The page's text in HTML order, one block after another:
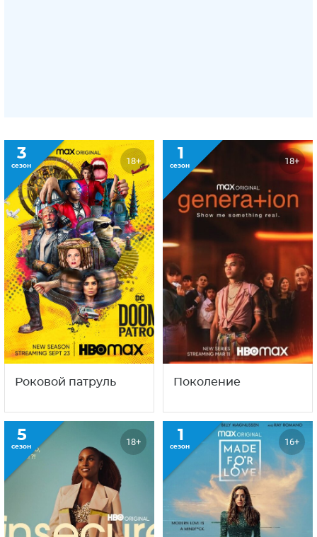
3
сезон 18+
Роковой патруль
1
сезон 18+
Поколение
5
сезон 18+ 1
сезон 16+